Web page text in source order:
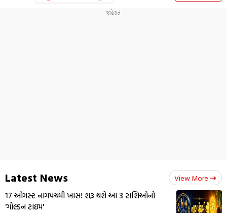
Latest News View More
17 ઓગસ્ટ નાગપંચમી ખાસ! શરૂ થશે આ 3 રાશિઓનો
'ગોલ્ડન ટાઇમ'